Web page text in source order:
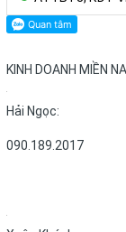
KINH DOANH MIỀN
Hải Ngọc:
090.189.2017